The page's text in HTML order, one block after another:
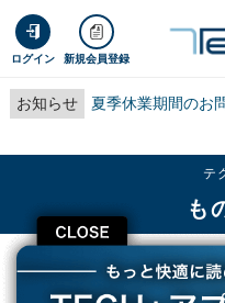
ログイン 新規会員登録
お知らせ 夏季休業期間のお
テ
も
TECH+ テクノロジー
ものづ